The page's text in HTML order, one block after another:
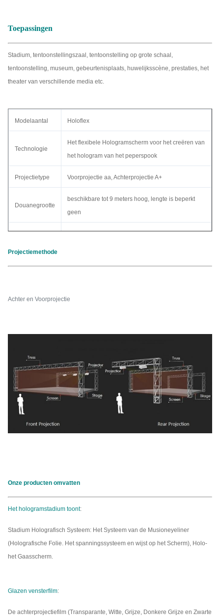
Toepassingen
Stadium, tentoonstellingszaal, tentoonstelling op grote schaal,
tentoonstelling, museum, gebeurtenisplaats, huwelijksscène, prestaties, het
theater van verschillende media etc.
Modelaantal Holoflex
Technologie
Het flexibele Hologramscherm voor het creëren van
het hologram van het peperspook
Projectietype Voorprojectie aa, Achterprojectie A+
Douanegrootte
beschikbare tot 9 meters hoog, lengte is beperkt
geen
Overbrenging
Oogjes, met kader of gemotoriseerd systeem
Materiaal Polyamide
Projectiemethode
Achter en Voorprojectie
Onze producten omvatten
Het hologramstadium toont:
Stadium Holografisch Systeem: Het Systeem van de Musioneyeliner
(Holografische Folie. Het spanningssysteem en wijst op het Scherm), Holo-
het Gaasscherm.
Glazen vensterfilm:
De achterprojectiefilm (Transparante, Witte, Grijze, Donkere Grijze en Zwarte